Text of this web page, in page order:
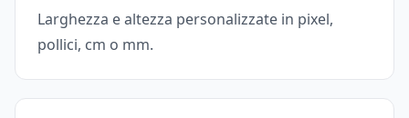
Larghezza e altezza personalizzate in pixel,
pollici, cm o mm.